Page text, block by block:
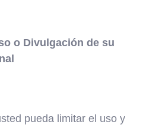
o Divulgación de su
pueda limitar el uso y